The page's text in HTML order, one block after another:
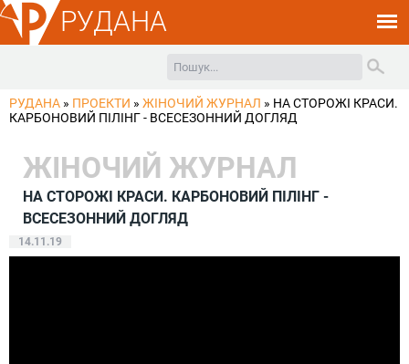
РУДАНА
РУДАНА » ПРОЕКТИ » ЖІНОЧИЙ ЖУРНАЛ » НА СТОРОЖІ КРАСИ.
КАРБОНОВИЙ ПІЛІНГ - ВСЕСЕЗОННИЙ ДОГЛЯД
ЖІНОЧИЙ ЖУРНАЛ
НА СТОРОЖІ КРАСИ. КАРБОНОВИЙ ПІЛІНГ -
ВСЕСЕЗОННИЙ ДОГЛЯД
14.11.19